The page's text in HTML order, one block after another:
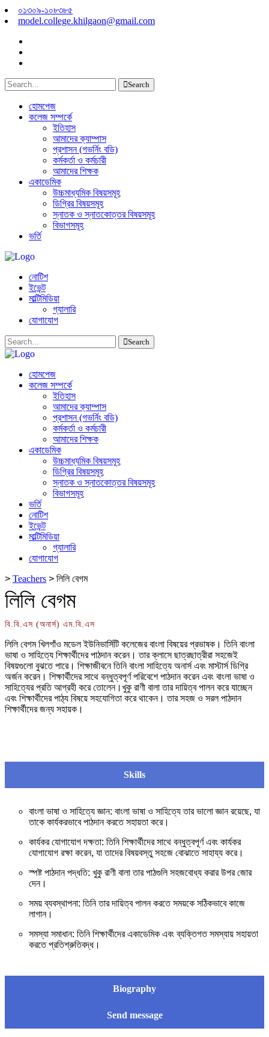
০১৩০৯-১০৮৩৮৫
model.college.khilgaon@gmail.com
Search
হোমপেজ
কলেজ সম্পর্কে
ইতিহাস
আমাদের ক্যাম্পাস
প্রশাসন (গভর্নিং বডি)
কর্মকর্তা ও কর্মচারী
আমাদের শিক্ষক
একাডেমিক
উচ্চমাধ্যমিক বিষয়সমূহ
ডিগ্রির বিষয়সমূহ
স্নাতক ও স্নাতকোত্তর বিষয়সমূহ
বিভাগসমূহ
ভর্তি
নোটিশ
ইভেন্ট
মাল্টিমিডিয়া
গ্যালারি
যোগাযোগ
Search
হোমপেজ
কলেজ সম্পর্কে
ইতিহাস
আমাদের ক্যাম্পাস
প্রশাসন (গভর্নিং বডি)
কর্মকর্তা ও কর্মচারী
আমাদের শিক্ষক
একাডেমিক
উচ্চমাধ্যমিক বিষয়সমূহ
ডিগ্রির বিষয়সমূহ
স্নাতক ও স্নাতকোত্তর বিষয়সমূহ
বিভাগসমূহ
ভর্তি
নোটিশ
ইভেন্ট
মাল্টিমিডিয়া
গ্যালারি
যোগাযোগ
> Teachers > লিলি বেগম
লিলি বেগম
বি.বি.এস (অনার্স) এম.বি.এস
লিলি বেগম খিলগাঁও মডেল ইউনিভার্সিটি কলেজের বাংলা বিষয়ের প্রভাষক। তিনি বাংলা
ভাষা ও সাহিত্যে শিক্ষার্থীদের পাঠদান করেন। তার ক্লাসে ছাত্রছাত্রীরা সহজেই
বিষয়গুলো বুঝতে পারে। শিক্ষাজীবনে তিনি বাংলা সাহিত্যে অনার্স এবং মাস্টার্স ডিগ্রি
অর্জন করেন। শিক্ষার্থীদের সাথে বন্ধুত্বপূর্ণ পরিবেশে পাঠদান করেন এবং বাংলা ভাষা ও
সাহিত্যের প্রতি আগ্রহী করে তোলেন।খুকু রাণী বালা তার দায়িত্ব পালন করে যাচ্ছেন
এবং শিক্ষার্থীদের পাঠ্য বিষয়ে সহযোগিতা করে থাকেন। তার সহজ ও সরল পাঠদান
শিক্ষার্থীদের জন্য সহায়ক।
Skills
বাংলা ভাষা ও সাহিত্যে জ্ঞান: বাংলা ভাষা ও সাহিত্যে তার ভালো জ্ঞান রয়েছে, যা
তাকে কার্যকরভাবে পাঠদান করতে সহায়তা করে।
কার্যকর যোগাযোগ দক্ষতা: তিনি শিক্ষার্থীদের সাথে বন্ধুত্বপূর্ণ এবং কার্যকর
যোগাযোগ রক্ষা করেন, যা তাদের বিষয়বস্তু সহজে বোঝাতে সাহায্য করে।
স্পষ্ট পাঠদান পদ্ধতি: খুকু রাণী বালা তার পাঠগুলি সহজবোধ্য করার উপর জোর
দেন।
সময় ব্যবস্থাপনা: তিনি তার দায়িত্ব পালন করতে সময়কে সঠিকভাবে কাজে
লাগান।
সমস্যা সমাধান: তিনি শিক্ষার্থীদের একাডেমিক এবং ব্যক্তিগত সমস্যায় সহায়তা
করতে প্রতিশ্রুতিবদ্ধ।
Biography
Send message